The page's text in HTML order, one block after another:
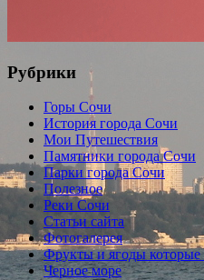
Рубрики
Горы Сочи
История города Сочи
Мои Путешествия
Памятники города Сочи
Парки города Сочи
Полезное
Реки Сочи
Статьи сайта
Фотогалерея
Фрукты и ягоды
Черное море